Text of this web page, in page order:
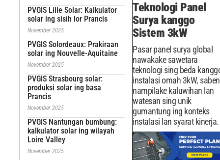
PVGIS Lille Solar: Kalkulator
solar ing sisih lor Prancis
November 2025
PVGIS Solordeaux: Prakiraan
solar ing Nouvelle-Aquitaine
November 2025
PVGIS Strasbourg solar:
produksi solar ing basa
Prancis
November 2025
PVGIS Nantungan bumbung:
kalkulator solar ing wilayah
Loire Valley
November 2025
Teknologi Panel
Surya kanggo
Sistem 3kW
Pasar panel surya global
nawakake sawetara
teknologi sing beda
instalasi omah 3kW, saben
nampilake kaluwihan lan
watesan sing unik
gumantung ing konteks
instalasi lan syarat kinerja.